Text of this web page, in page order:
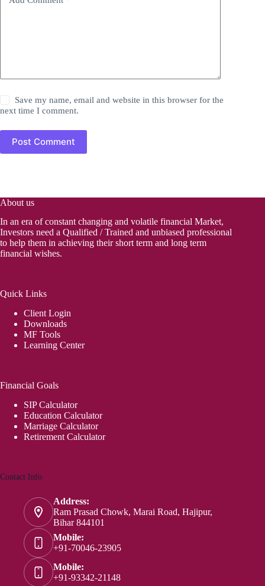
Save my name, email and website in this browser for the
next time I comment.
Post Comment
About us
In an era of constant changing and volatile financial Market,
Investors need a Qualified / Trained and unbiased professional
to help them in achieving their short term and long term
financial wishes.
Quick Links
Client Login
Downloads
MF Tools
Learning Center
Financial Goals
SIP Calculator
Education Calculator
Marriage Calculator
Retirement Calculator
Contact Info
Address:
Ram Prasad Chowk, Marai Road, Hajipur,
Bihar 844101
Mobile:
+91-70046-23905
Mobile:
+91-93342-21148